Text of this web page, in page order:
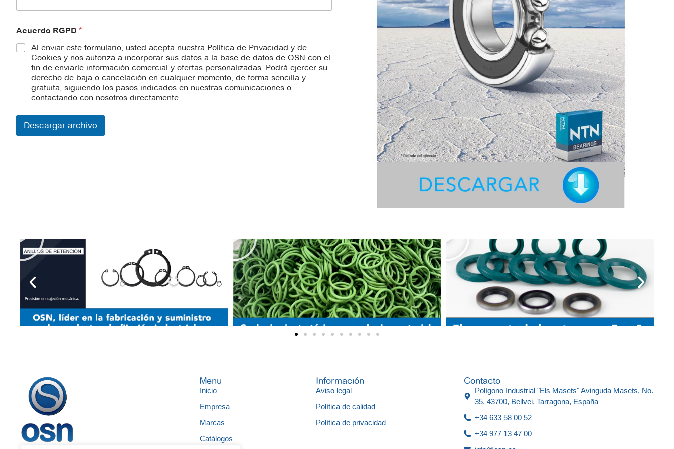
e
a
Acuerdo RGPD *
Al enviar este formulario, usted acepta nuestra Política de Privacidad y de
Cookies y nos autoriza a incorporar sus datos a la base de datos de OSN con el
fin de enviarle información comercial y ofertas personalizadas. Podrá ejercer su
derecho de baja o cancelación en cualquier momento, de forma sencilla y
gratuita, siguiendo los pasos indicados en nuestras comunicaciones o
contactando con nosotros directamente.
Descargar archivo
Menu
Inicio
Empresa
Marcas
Catálogos
Información
Aviso legal
Política de calidad
Política de privacidad
Contacto
Polígono Industrial "Els Masets" Avinguda Masets, No.
35, 43700, Bellvei, Tarragona, España
+34 633 58 00 52
+34 977 13 47 00